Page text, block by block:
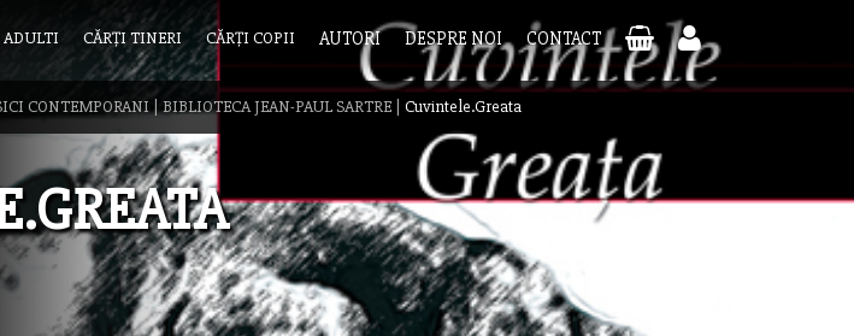
ADULTI CĂRȚI TINERI CĂRȚI COPII AUTORI DESPRE NOI CONTACT
CONTEMPORANI BIBLIOTECA JEAN-PAUL SARTRE Cuvintele.Greata